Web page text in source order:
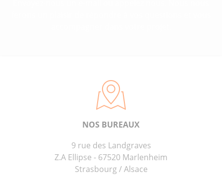
NOS BUREAUX
9 rue des Landgraves
Z.A Ellipse - 67520 Marlenheim
Strasbourg / Alsace